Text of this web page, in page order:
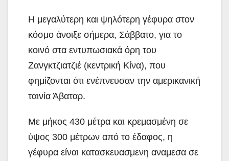
Η μεγαλύτερη και ψηλότερη γέφυρα στον
κόσμο άνοιξε σήμερα, Σάββατο, για το
κοινό στα εντυπωσιακά όρη του
Ζανγκτζιατζιέ (κεντρική Κίνα), που
φημίζονται ότι ενέπνευσαν την αμερικανική
ταινία Άβαταρ.
Με μήκος 430 μέτρα και κρεμασμένη σε
ύψος 300 μέτρων από το έδαφος, η
γέφυρα είναι κατασκευασμενη αναμεσα σε